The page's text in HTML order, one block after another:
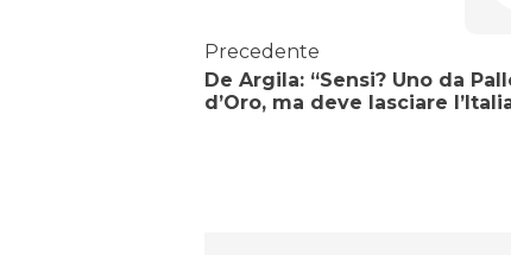
Precedente
De Argila: “Sensi? Uno da
d’Oro, ma deve lasciare